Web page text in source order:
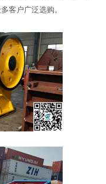
客户广泛选购。